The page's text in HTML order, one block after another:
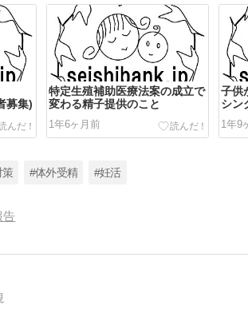
募集)
特定生殖補助医療法案の成立で
変わる精子提供のこと
1年6ヶ月前
子供
シン
1年9
策 #体外受精 #妊活
告